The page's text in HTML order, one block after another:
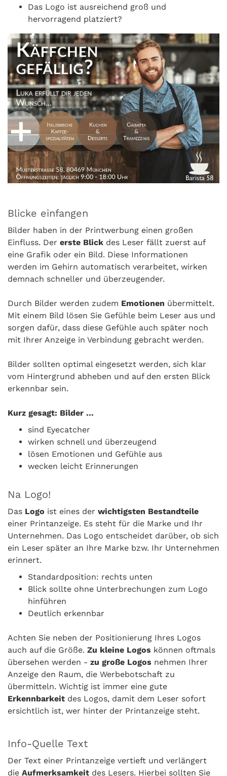
Das Logo ist ausreichend groß und
hervorragend platziert?
Blicke einfangen
Bilder haben in der Printwerbung einen großen
Einfluss. Der erste Blick des Leser fällt zuerst auf
eine Grafik oder ein Bild. Diese Informationen
werden im Gehirn automatisch verarbeitet, wirken
demnach schneller und überzeugender.
Durch Bilder werden zudem Emotionen übermittelt.
Mit einem Bild lösen Sie Gefühle beim Leser aus und
sorgen dafür, dass diese Gefühle auch später noch
mit Ihrer Anzeige in Verbindung gebracht werden.
Bilder sollten optimal eingesetzt werden, sich klar
vom Hintergrund abheben und auf den ersten Blick
erkennbar sein.
Kurz gesagt: Bilder ...
sind Eyecatcher
wirken schnell und überzeugend
lösen Emotionen und Gefühle aus
wecken leicht Erinnerungen
Na Logo!
Das Logo ist eines der wichtigsten Bestandteile
einer Printanzeige. Es steht für die Marke und Ihr
Unternehmen. Das Logo entscheidet darüber, ob sich
ein Leser später an Ihre Marke bzw. Ihr Unternehmen
erinnert.
Standardposition: rechts unten
Blick sollte ohne Unterbrechungen zum Logo
hinführen
Deutlich erkennbar
Achten Sie neben der Positionierung Ihres Logos
auch auf die Größe. Zu kleine Logos können oftmals
übersehen werden - zu große Logos nehmen Ihrer
Anzeige den Raum, die Werbebotschaft zu
übermitteln. Wichtig ist immer eine gute
Erkennbarkeit des Logos, damit dem Leser sofort
ersichtlich ist, wer hinter der Printanzeige steht.
Info-Quelle Text
Der Text einer Printanzeige vertieft und verlängert
die Aufmerksamkeit des Lesers. Hierbei sollten Sie